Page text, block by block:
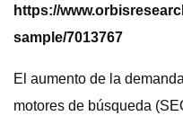
https://
sample/7013767
El aumento de la
motores de búsqueda